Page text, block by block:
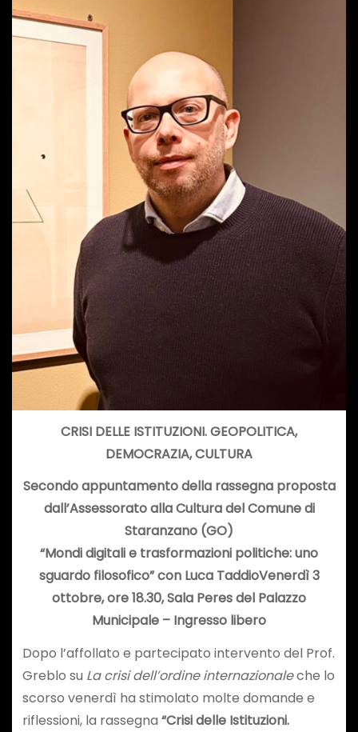
CRISI DELLE ISTITUZIONI.GEOPOLITICA,
DEMOCRAZIA, CULTURA
Secondo appuntamento della rassegna proposta
dall’Assessorato alla Cultura del Comune di
Staranzano (GO)
“Mondi digitali e trasformazioni politiche: uno
sguardo filosofico” con Luca TaddioVenerdì 3
ottobre, ore 18.30, Sala Peres del Palazzo
Municipale – Ingresso libero
Dopo l’affollato e partecipato intervento del Prof.
Greblo su La crisi dell’ordine internazionaleche lo
scorso venerdì ha stimolato molte domande e
riflessioni, la rassegna “Crisi delle Istituzioni.